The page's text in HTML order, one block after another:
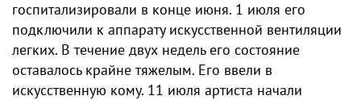
госпитализировали в конце июня. 1 июля его
подключили к аппарату искусственной вентиляции
легких. В течение двух недель его состояние
оставалось крайне тяжелым. Его ввели в
искусственную кому. 11 июля артиста начали